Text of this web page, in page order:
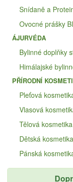
Snídaně a
Ovocné prášky
ÁJURVÉDA
Bylinné doplňky
Himálajské
PŘÍRODNÍ
Pleťová
Vlasová
Tělová kosmetika
Dětská kosmetika
Pánská